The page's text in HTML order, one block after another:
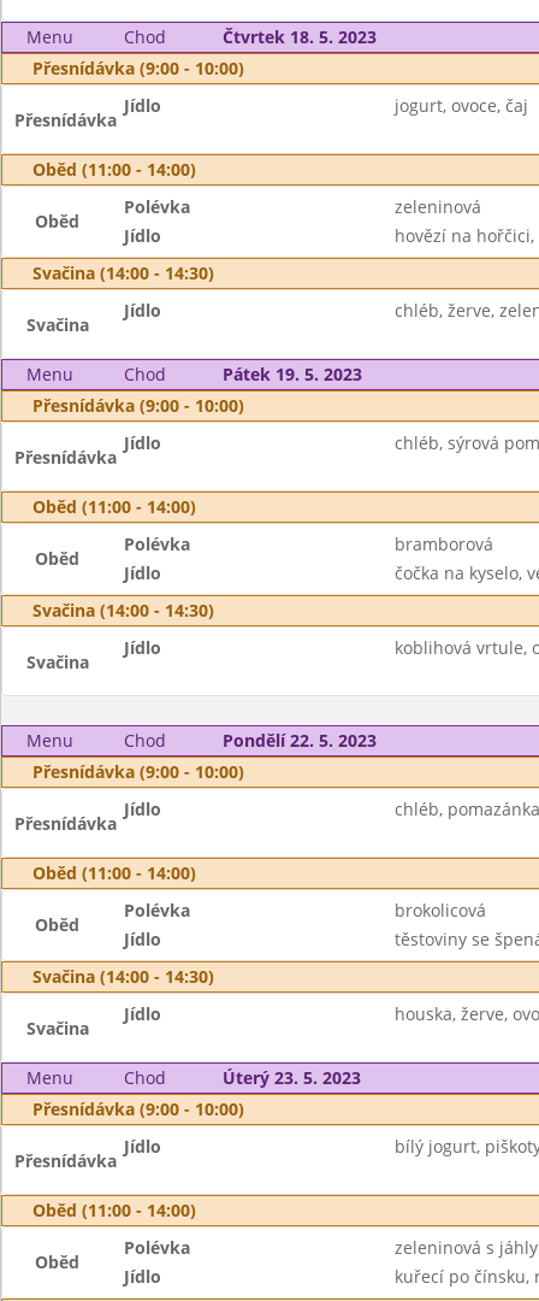
Menu Chod
Čtvrtek 18. 5. 2023
Přesnídávka (9:00 - 10:00)
Přesnídávka
Jídlo jogurt, ovoce, čaj
Oběd (11:00 - 14:00)
Oběd
Polévka
zeleninová
Jídlo
hovězí na
Svačina (14:00 - 14:30)
Svačina
Jídlo chléb, žerve,
Menu Chod
Pátek 19. 5. 2023
Přesnídávka (9:00 - 10:00)
Přesnídávka
Jídlo chléb, sýrová
Oběd (11:00 - 14:00)
Oběd
Polévka
bramborová
Jídlo
čočka na kyselo,
Svačina (14:00 - 14:30)
Svačina
Jídlo koblihová vrtule,
Menu Chod
Pondělí 22. 5. 2023
Přesnídávka (9:00 - 10:00)
Přesnídávka
Jídlo chléb,
Oběd (11:00 - 14:00)
Oběd
Polévka
brokolicová
Jídlo
těstoviny se
Svačina (14:00 - 14:30)
Svačina
Jídlo houska, žerve,
Menu Chod
Úterý 23. 5. 2023
Přesnídávka (9:00 - 10:00)
Přesnídávka
Jídlo bílý jogurt,
Oběd (11:00 - 14:00)
Oběd
Polévka
zeleninová s jáhly
Jídlo
kuřecí po čínsku,